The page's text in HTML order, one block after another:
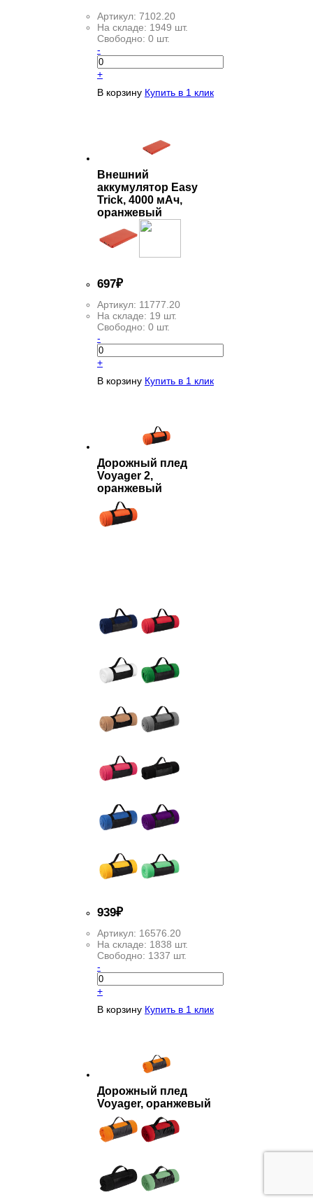
Артикул: 7102.20
На складе: 1949 шт.
Свободно: 0 шт.
-
+
В корзину Купить в 1 клик
Внешний
аккумулятор Easy
Trick, 4000 мАч,
оранжевый
697₽
Артикул: 11777.20
На складе: 19 шт.
Свободно: 0 шт.
-
+
В корзину Купить в 1 клик
Дорожный плед
Voyager 2,
оранжевый
939₽
Артикул: 16576.20
На складе: 1838 шт.
Свободно: 1337 шт.
-
+
В корзину Купить в 1 клик
Дорожный плед
Voyager, оранжевый